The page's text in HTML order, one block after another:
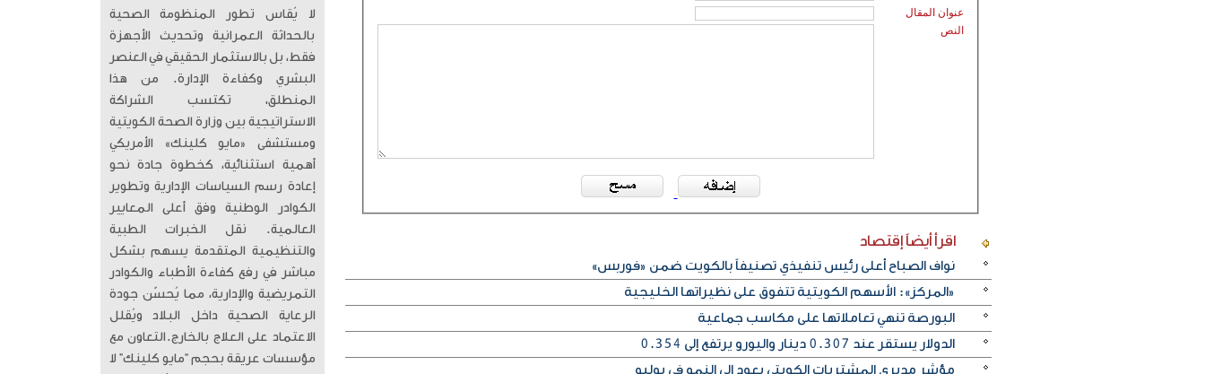
عنوان المقال
النص
اقرأ أيضاًإقتصاد
نواف الصباح أعلى رئيس تنفيذي تصنيفاً بالكويت ضمن «فوربس»
«المركز»: الأسهم الكويتية تتفوق على نظيراتها الخليجية
البورصة تنهي تعاملاتها على مكاسب جماعية
الدولار يستقر عند 0.307 دينار واليورو يرتفع إلى 0.354
مؤشر مديري المشتريات الكويتي يعود إلى النمو في يوليو
لا يُقاس تطور المنظومة الصحية
بالحداثة العمرانية وتحديث الأجهزة
فقط، بل بالاستثمار الحقيقي في العنصر
البشري وكفاءة الإدارة. من هذا
المنطلق، تكتسب الشراكة
الاستراتيجية بين وزارة الصحة الكويتية
ومستشفى «مايو كلينك» الأمريكي
أهمية استثنائية، كخطوة جادة نحو
إعادة رسم السياسات الإدارية وتطوير
الكوادر الوطنية وفق أعلى المعايير
العالمية. ​ نقل الخبرات الطبية
والتنظيمية المتقدمة يسهم بشكل
مباشر في رفع كفاءة الأطباء والكوادر
التمريضية والإدارية، مما يُحسّن جودة
الرعاية الصحية داخل البلاد ويُقلل
الاعتماد على العلاج بالخارج. ​التعاون مع
مؤسسات عريقة بحجم “مايو كلينك” لا